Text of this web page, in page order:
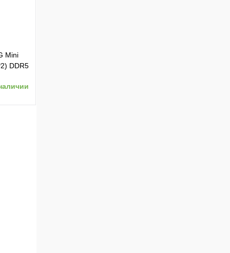
Mini
DDR5
noOS,